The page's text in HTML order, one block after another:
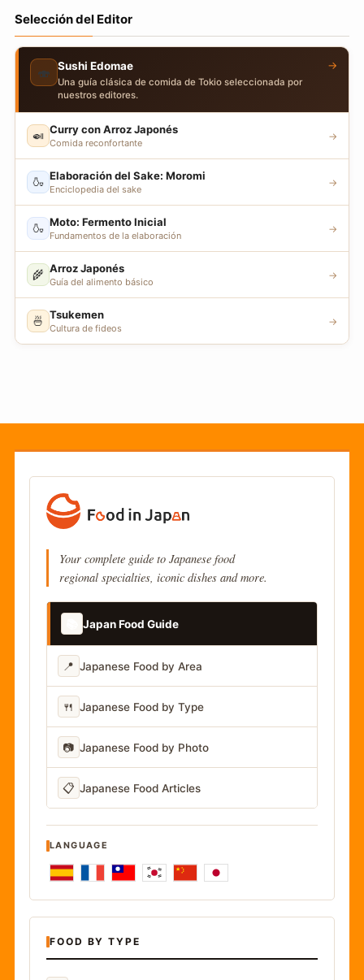
Selección del Editor
🍣 Sushi Edomae
Una guía clásica de comida de Tokio seleccionada por
nuestros editores.
→
🍛 Curry con Arroz Japonés
Comida reconfortante
→
🍶 Elaboración del Sake: Moromi
Enciclopedia del sake
→
🍶 Moto: Fermento Inicial
Fundamentos de la elaboración
→
🌾 Arroz Japonés
Guía del alimento básico
→
🍜 Tsukemen
Cultura de fideos
→
Your complete guide to Japanese food
regional specialties, iconic dishes and more.
Japan Food Guide
📍 Japanese Food by Area
🍴 Japanese Food by Type
📷 Japanese Food by Photo
📋 Japanese Food Articles
LANGUAGE
FOOD BY TYPE